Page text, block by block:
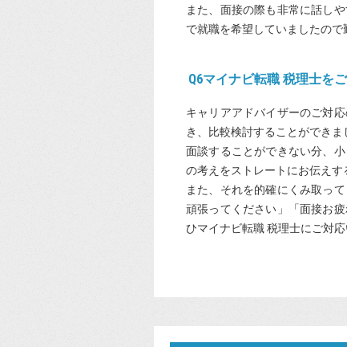
また、面接の際も非常に話し
で就職を希望していましたので
Q6マイナビ転職 税理士を
キャリアアドバイザーのご対
き、比較検討することができま
面談することができない分、
の考えをストレートにお伝えす
また、それを的確にくみ取っ
頑張ってください」「面接お
ひマイナビ転職 税理士にご対